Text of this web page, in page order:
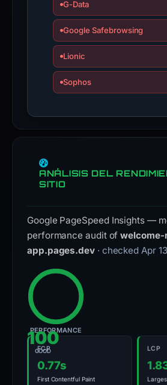
the
report
is
inaccurate.
G-Data
Google Safebrowsing
Lionic
Sophos
ANÁLISIS DEL
SITIO
Google PageSpeed Insights —
performance audit ofwelcome-
app.pages.dev · checked Apr
100
GOOD
PERFORMANCE
FCP
0.77s
First Contentful Paint
LCP